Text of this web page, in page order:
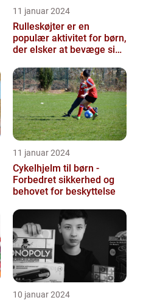
11 januar 2024
Rulleskøjter er en
populær aktivitet for børn,
der elsker at bevæge sig
11 januar 2024
Cykelhjelm til børn -
Forbedret sikkerhed og
behovet for beskyttelse
10 januar 2024